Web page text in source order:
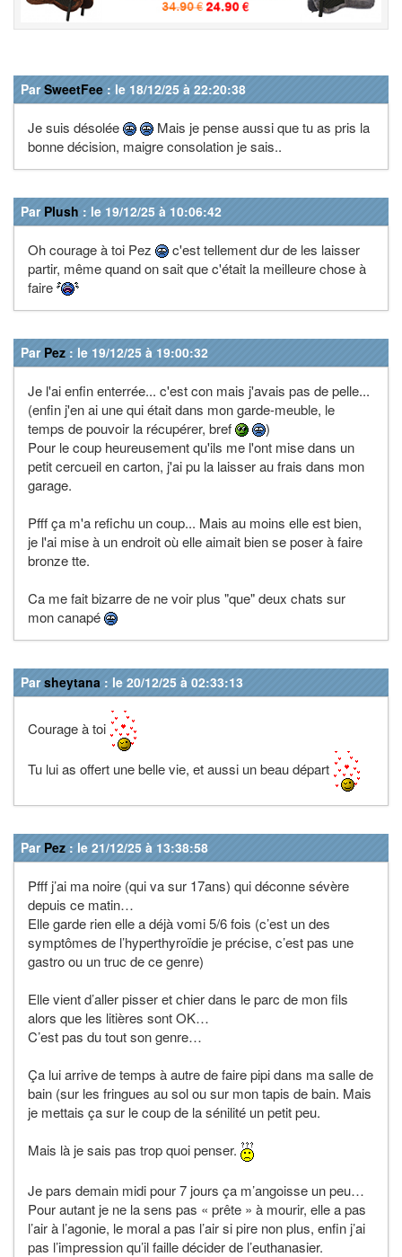
ParSweetFee : le 18/12/25 à 22:20:38
Je suis désolée
Mais je pense aussi que tu as pris la
bonne décision, maigre consolation je sais..
Par Plush : le 19/12/25 à 10:06:42
Oh courage à toi Pez
c'est tellement dur de les laisser
partir, même quand on sait que c'était la meilleure chose à
faire
Par Pez : le 19/12/25 à 19:00:32
Je l'ai enfin enterrée... c'est con mais j'avais pas de pelle...
(enfin j'en ai une qui était dans mon garde-meuble, le
temps de pouvoir la récupérer, bref
)
Pour le coup heureusement qu'ils me l'ont mise dans un
petit cercueil en carton, j'ai pu la laisser au frais dans mon
garage.
Pfff ça m'a refichu un coup... Mais au moins elle est bien,
je l'ai mise à un endroit où elle aimait bien se poser à faire
bronze tte.
Ca me fait bizarre de ne voir plus "que" deux chats sur
mon canapé
Parsheytana : le 20/12/25 à 02:33:13
Courage à toi
Tu lui as offert une belle vie, et aussi un beau départ
Par Pez : le 21/12/25 à 13:38:58
Pfff j’ai ma noire (qui va sur 17ans) qui déconne sévère
depuis ce matin…
Elle garde rien elle a déjà vomi 5/6 fois (c’est un des
symptômes de l’hyperthyroïdie je précise, c’est pas une
gastro ou un truc de ce genre)
Elle vient d’aller pisser et chier dans le parc de mon fils
alors que les litières sont OK…
C’est pas du tout son genre…
Ça lui arrive de temps à autre de faire pipi dans ma salle de
bain (sur les fringues au sol ou sur mon tapis de bain. Mais
je mettais ça sur le coup de la sénilité un petit peu.
Mais là je sais pas trop quoi penser.
Je pars demain midi pour 7 jours ça m’angoisse un peu…
Pour autant je ne la sens pas « prête » à mourir, elle a pas
l’air à l’agonie, le moral a pas l’air si pire non plus, enfin j’ai
pas l’impression qu’il faille décider de l’euthanasier.